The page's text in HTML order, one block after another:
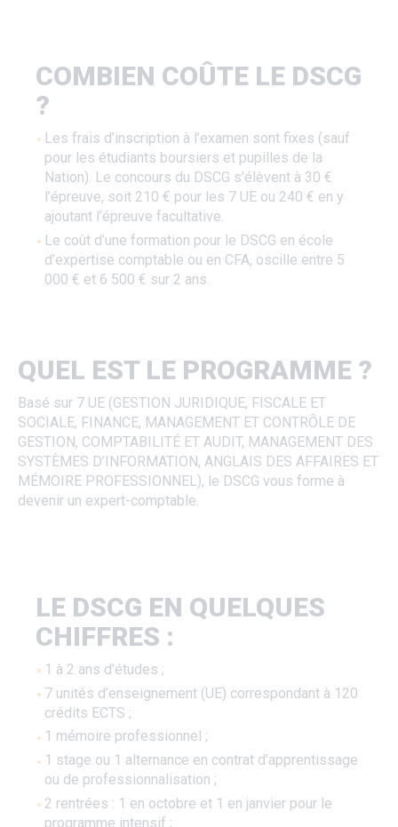
COMBIEN COÛTE LE DSCG
?
Les frais d’inscription à l’examen sont fixes (sauf
pour les étudiants boursiers et pupilles de la
Nation). Le concours du DSCG s’élèvent à 30 €
l’épreuve, soit 210 € pour les 7 UE ou 240 € en y
ajoutant l’épreuve facultative.
Le coût d’une formation pour le DSCG en école
d’expertise comptable ou en CFA, oscille entre 5
000 € et 6 500 € sur 2 ans.
QUEL EST LE PROGRAMME ?
Basé sur 7 UE (GESTION JURIDIQUE, FISCALE ET
SOCIALE, FINANCE, MANAGEMENT ET CONTRÔLE DE
GESTION, COMPTABILITÉ ET AUDIT, MANAGEMENT DES
SYSTÈMES D’INFORMATION, ANGLAIS DES AFFAIRES ET
MÉMOIRE PROFESSIONNEL), le DSCG vous forme à
devenir un expert-comptable.
LE DSCG EN QUELQUES
CHIFFRES :
1 à 2 ans d’études ;
7 unités d’enseignement (UE) correspondant à 120
crédits ECTS ;
1 mémoire professionnel ;
1 stage ou 1 alternance en contrat d’apprentissage
ou de professionnalisation ;
2 rentrées : 1 en octobre et 1 en janvier pour le
programme intensif ;